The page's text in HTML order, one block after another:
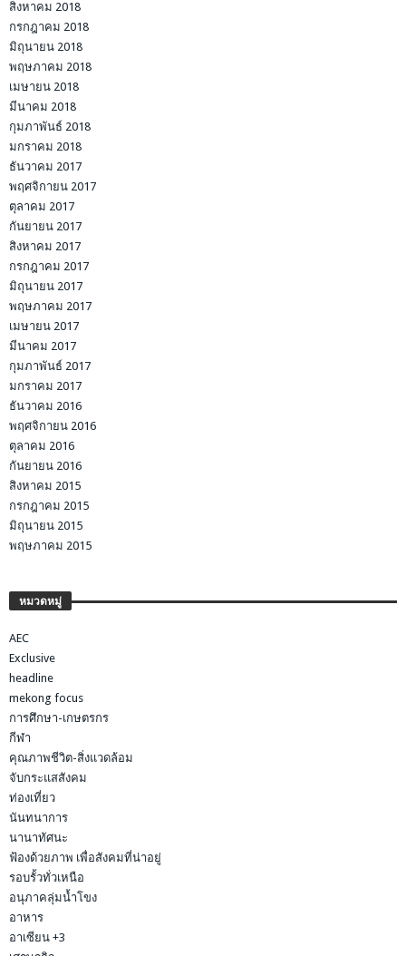
สิงหาคม 2018
กรกฎาคม 2018
มิถุนายน 2018
พฤษภาคม 2018
เมษายน 2018
มีนาคม 2018
กุมภาพันธ์ 2018
มกราคม 2018
ธันวาคม 2017
พฤศจิกายน 2017
ตุลาคม 2017
กันยายน 2017
สิงหาคม 2017
กรกฎาคม 2017
มิถุนายน 2017
พฤษภาคม 2017
เมษายน 2017
มีนาคม 2017
กุมภาพันธ์ 2017
มกราคม 2017
ธันวาคม 2016
พฤศจิกายน 2016
ตุลาคม 2016
กันยายน 2016
สิงหาคม 2015
กรกฎาคม 2015
มิถุนายน 2015
พฤษภาคม 2015
หมวดหมู่
AEC
Exclusive
headline
mekong focus
การศึกษา-เกษตรกร
กีฬา
คุณภาพชีวิต-สิ่งแวดล้อม
จับกระแสสังคม
ท่องเที่ยว
นันทนาการ
นานาทัศนะ
ฟ้องด้วยภาพ เพื่อสังคมที่น่าอยู่
รอบรั้วทั่วเหนือ
อนุภาคลุ่มน้ำโขง
อาหาร
อาเซียน +3